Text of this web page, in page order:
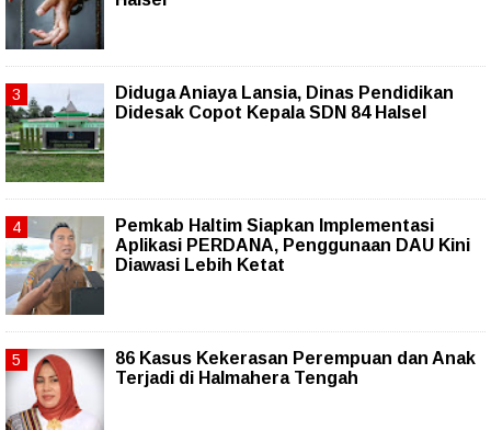
Diduga Aniaya Lansia, Dinas Pendidikan
Didesak Copot Kepala SDN 84 Halsel
Pemkab Haltim Siapkan Implementasi
Aplikasi PERDANA, Penggunaan DAU Kini
Diawasi Lebih Ketat
86 Kasus Kekerasan Perempuan dan Anak
Terjadi di Halmahera Tengah